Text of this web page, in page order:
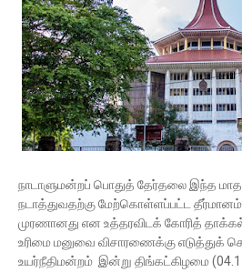
நாடாளுமன்றப் பொதுத் தேர்தலை இந்த
நடாத்துவதற்கு மேற்கொள்ளப்பட்ட தீர்மானம்
முரணானது என உத்தரவிடக் கோரித்
உரிமை மனுவை விசாரணைக்கு எடுத்துக்
உயர்நீதிமன்றம் இன்று திங்கட்கிழமை